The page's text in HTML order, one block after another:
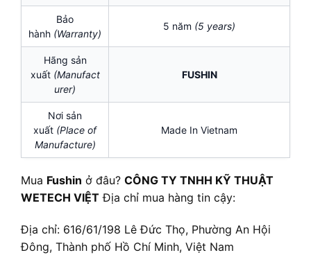
Bảo
hành (Warranty)
5 năm (5 years)
Hãng sản
xuất (Manufact
urer)
FUSHIN
Nơi sản
xuất (Place of
Manufacture)
Made In Vietnam
Mua Fushin ở đâu? CÔNG TY TNHH KỸ THUẬT
WETECH VIỆT Địa chỉ mua hàng tin cậy:
Địa chỉ: 616/61/198 Lê Đức Thọ, Phường An Hội
Đông, Thành phố Hồ Chí Minh, Việt Nam